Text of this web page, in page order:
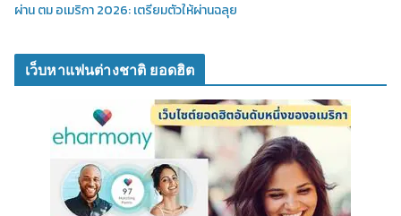
ผ่าน ตม อเมริกา 2026: เตรียมตัวให้ผ่านฉลุย
เว็บหาแฟนต่างชาติ ยอดฮิต